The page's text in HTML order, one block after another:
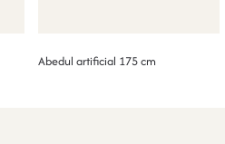
Abedul artificial 175 cm